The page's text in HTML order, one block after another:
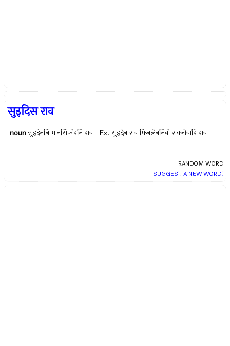
सुइदिस राव
noun सुइदेननि मानसिफोरनि राव Ex.सुइदेन राव फिनलेननिबो रायजोवारि राव
RANDOM WORD
SUGGEST A NEW WORD!